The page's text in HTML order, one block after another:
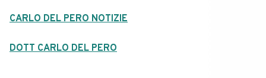
CARLO DEL PERO NOTIZIE
DOTT CARLO DEL PERO